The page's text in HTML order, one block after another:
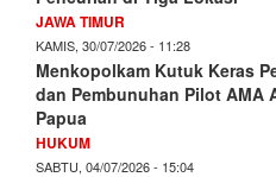
JAWA TIMUR
KAMIS, 30/07/2026 - 11:28
Menkopolkam Kutuk Keras
dan Pembunuhan Pilot AMA
Papua
HUKUM
SABTU, 04/07/2026 - 15:04